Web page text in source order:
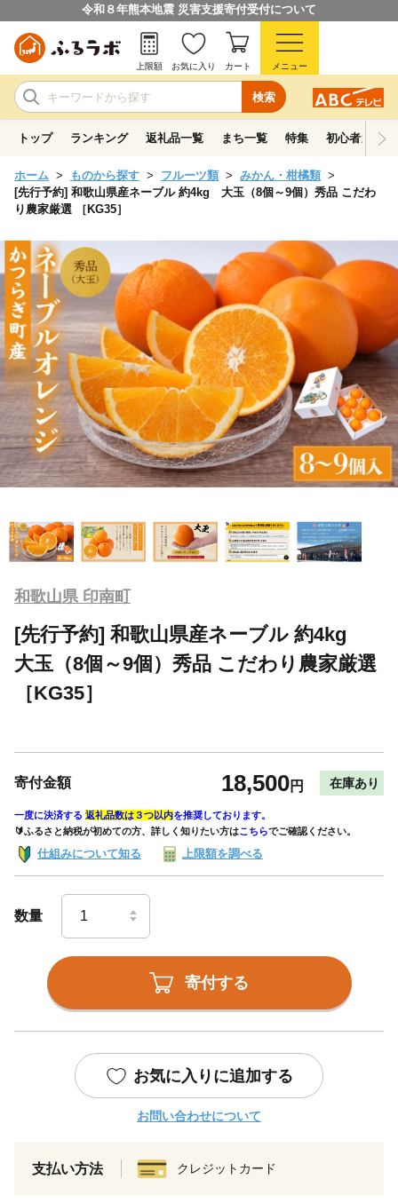
令和８年熊本地震 災害支援寄付受付について
検索
上限額 お気に入り カート メニュー
トップ ランキング 返礼品一覧 まち一覧 特集 初心者ガイド
ホーム ものから探す フルーツ類
みかん・柑橘類
[先行予約] 和歌山県産ネーブル 約4kg 大玉（8個～9個）秀品 こだわ
り農家厳選 ［KG35］
和歌山県 印南町
[先行予約] 和歌山県産ネーブル 約4kg
大玉（8個～9個）秀品 こだわり農家厳選
［KG35］
寄付金額 18,500円 在庫あり
一度に決済する 返礼品数は３つ以内を推奨しております。
🔰ふるさと納税が初めての方、詳しく知りたい方はこちらでご確認ください。
仕組みについて知る 上限額を調べる
数量
寄付する
お気に入りに追加する
お問い合わせについて
支払い方法 クレジットカード